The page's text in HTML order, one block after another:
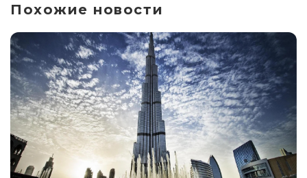
Похожие новости